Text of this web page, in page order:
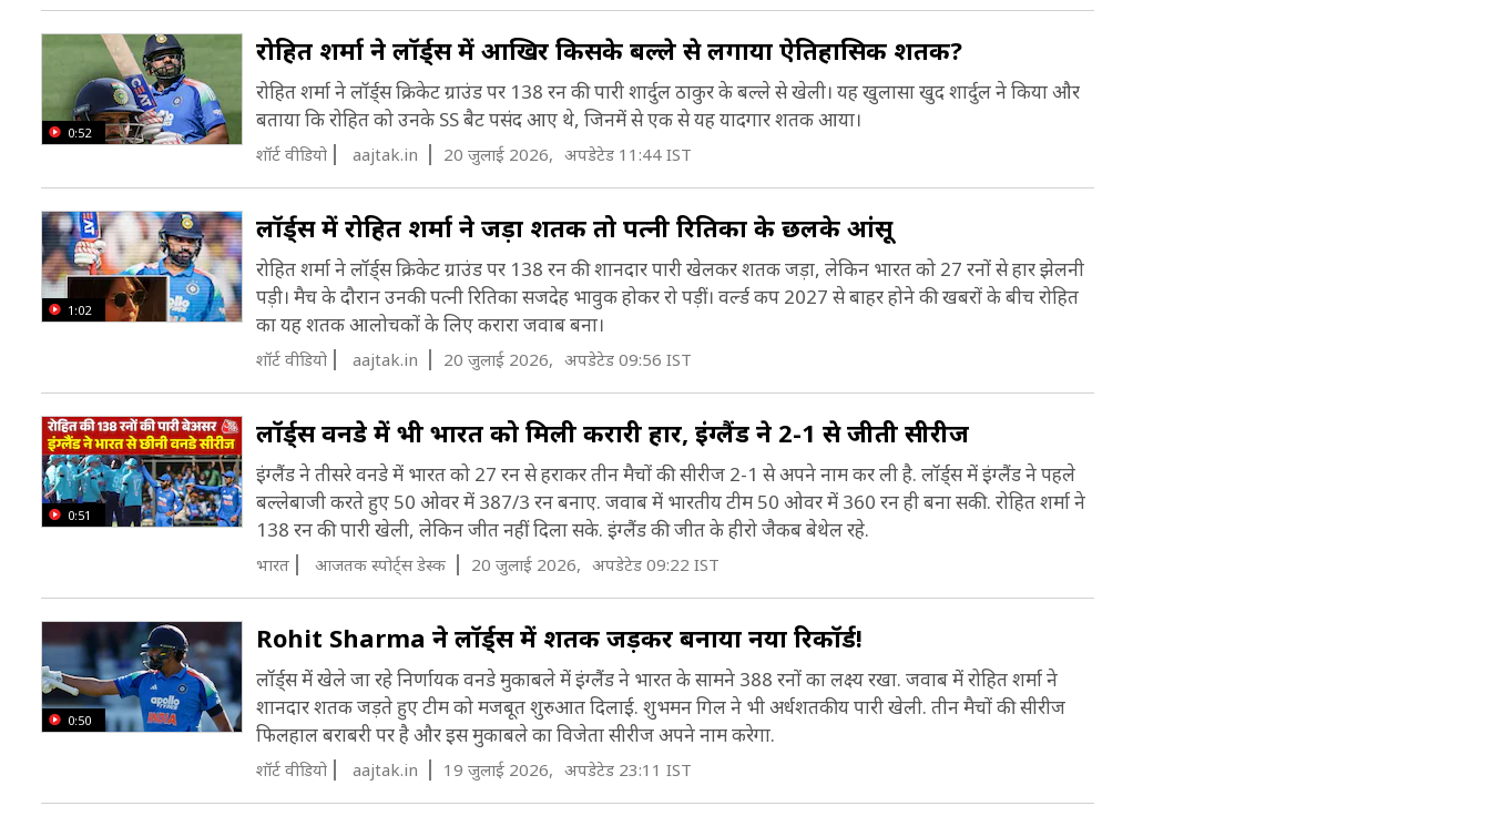
0:52
रोहित शर्मा ने लॉर्ड्स में आखिर किसके बल्ले से लगाया ऐतिहासिक शतक?
रोहित शर्मा ने लॉर्ड्स क्रिकेट ग्राउंड पर 138 रन की पारी शार्दुल ठाकुर के बल्ले से खेली। यह खुलासा खुद शार्दुल ने किया और
बताया कि रोहित को उनके SS बैट पसंद आए थे, जिनमें से एक से यह यादगार शतक आया।
शॉर्ट वीडियो aajtak.in 20 जुलाई 2026, अपडेटेड 11:44 IST
1:02
लॉर्ड्स में रोहित शर्मा ने जड़ा शतक तो पत्नी रितिका के छलके आंसू
रोहित शर्मा ने लॉर्ड्स क्रिकेट ग्राउंड पर 138 रन की शानदार पारी खेलकर शतक जड़ा, लेकिन भारत को 27 रनों से हार झेलनी
पड़ी। मैच के दौरान उनकी पत्नी रितिका सजदेह भावुक होकर रो पड़ीं। वर्ल्ड कप 2027 से बाहर होने की खबरों के बीच रोहित
का यह शतक आलोचकों के लिए करारा जवाब बना।
शॉर्ट वीडियो aajtak.in 20 जुलाई 2026, अपडेटेड 09:56 IST
0:51
लॉर्ड्स वनडे में भी भारत को मिली करारी हार, इंग्लैंड ने 2-1 से जीती सीरीज
इंग्लैंड ने तीसरे वनडे में भारत को 27 रन से हराकर तीन मैचों की सीरीज 2-1 से अपने नाम कर ली है. लॉर्ड्स में इंग्लैंड ने पहले
बल्लेबाजी करते हुए 50 ओवर में 387/3 रन बनाए. जवाब में भारतीय टीम 50 ओवर में 360 रन ही बना सकी. रोहित शर्मा ने
138 रन की पारी खेली, लेकिन जीत नहीं दिला सके. इंग्लैंड की जीत के हीरो जैकब बेथेल रहे.
भारत आजतक स्पोर्ट्स डेस्क 20 जुलाई 2026, अपडेटेड 09:22 IST
0:50
Rohit Sharma ने लॉर्ड्स में शतक जड़कर बनाया नया रिकॉर्ड!
लॉर्ड्स में खेले जा रहे निर्णायक वनडे मुकाबले में इंग्लैंड ने भारत के सामने 388 रनों का लक्ष्य रखा. जवाब में रोहित शर्मा ने
शानदार शतक जड़ते हुए टीम को मजबूत शुरुआत दिलाई. शुभमन गिल ने भी अर्धशतकीय पारी खेली. तीन मैचों की सीरीज
फिलहाल बराबरी पर है और इस मुकाबले का विजेता सीरीज अपने नाम करेगा.
शॉर्ट वीडियो aajtak.in 19 जुलाई 2026, अपडेटेड 23:11 IST